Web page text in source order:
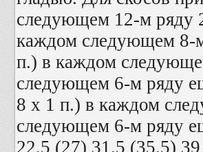
следующем 12-м ряду
каждом следующем 8-
п.) в каждом
следующем 6-м ряду
8 х 1 п.) в каждом
следующем 6-м ряду
22,5 (27) 31,5 (35,5) 39